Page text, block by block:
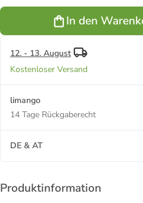
In den
12. - 13. August
Kostenloser Versand
limango
14 Tage Rückgaberecht
DE & AT
Produktinformation